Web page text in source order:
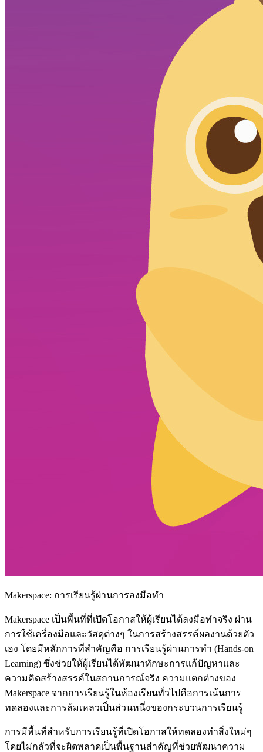
Makerspace: การเรียนรู้ผ่านการลงมือทำ
Makerspace เป็นพื้นที่ที่เปิดโอกาสให้ผู้เรียนได้ลงมือทำจริง ผ่าน
การใช้เครื่องมือและวัสดุต่างๆ ในการสร้างสรรค์ผลงานด้วยตัว
เอง โดยมีหลักการที่สำคัญคือ การเรียนรู้ผ่านการทำ (Hands-on
Learning) ซึ่งช่วยให้ผู้เรียนได้พัฒนาทักษะการแก้ปัญหาและ
ความคิดสร้างสรรค์ในสถานการณ์จริง ความแตกต่างของ
Makerspace จากการเรียนรู้ในห้องเรียนทั่วไปคือการเน้นการ
ทดลองและการล้มเหลวเป็นส่วนหนึ่งของกระบวนการเรียนรู้
การมีพื้นที่สำหรับการเรียนรู้ที่เปิดโอกาสให้ทดลองทำสิ่งใหม่ๆ
โดยไม่กลัวที่จะผิดพลาดเป็นพื้นฐานสำคัญที่ช่วยพัฒนาความ